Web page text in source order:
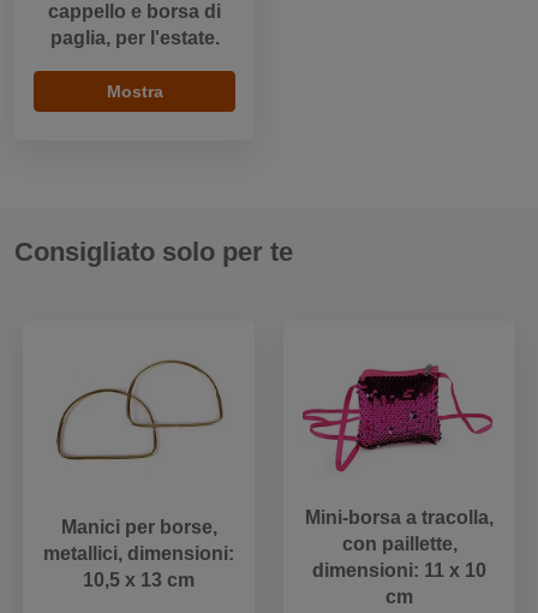
cappello e borsa di
paglia, per l'estate.
Mostra
Consigliato solo per te
Manici per borse,
metallici, dimensioni:
10,5 x 13 cm
Mini-borsa a tracolla,
con paillette,
dimensioni: 11 x 10
cm